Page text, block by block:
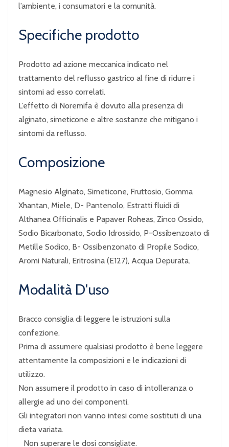
l’ambiente, i consumatori e la comunità.
Specifiche prodotto
Prodotto ad azione meccanica indicato nel
trattamento del reflusso gastrico al fine di ridurre i
sintomi ad esso correlati.
L’effetto di Noremifa è dovuto alla presenza di
alginato, simeticone e altre sostanze che mitigano i
sintomi da reflusso.
Composizione
Magnesio Alginato, Simeticone, Fruttosio, Gomma
Xhantan, Miele, D- Pantenolo, Estratti fluidi di
Althanea Officinalis e Papaver Roheas, Zinco Ossido,
Sodio Bicarbonato, Sodio Idrossido, P-Ossibenzoato di
Metille Sodico, B- Ossibenzonato di Propile Sodico,
Aromi Naturali, Eritrosina (E127), Acqua Depurata.
Modalità D'uso
Bracco consiglia di leggere le istruzioni sulla
confezione.
Prima di assumere qualsiasi prodotto è bene leggere
attentamente la composizioni e le indicazioni di
utilizzo.
Non assumere il prodotto in caso di intolleranza o
allergie ad uno dei componenti.
Gli integratori non vanno intesi come sostituti di una
dieta variata.
Non superare le dosi consigliate.